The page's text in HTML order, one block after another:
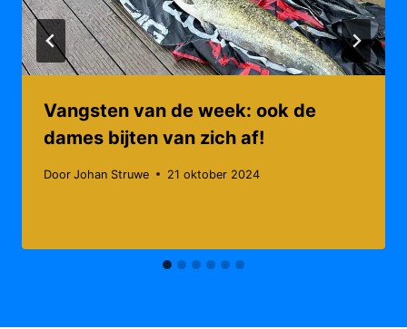
Vangsten van de week: ook de
dames bijten van zich af!
Door Johan Struwe 21 oktober 2024